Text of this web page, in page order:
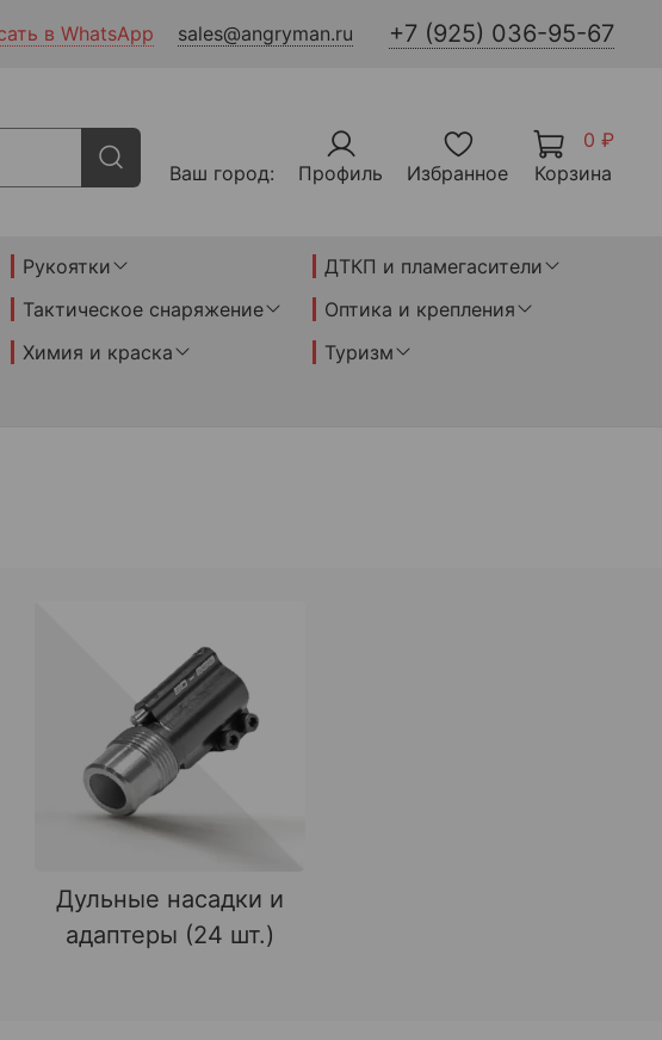
в WhatsApp sales@angryman.ru +7 (925) 036-95-67
Ваш город: Профиль Избранное
0 ₽
Корзина
Рукоятки
ДТКП и пламегасители
Тактическое снаряжение
Оптика и крепления
Химия и краска
Туризм
Дульные насадки и
адаптеры (24 шт.)